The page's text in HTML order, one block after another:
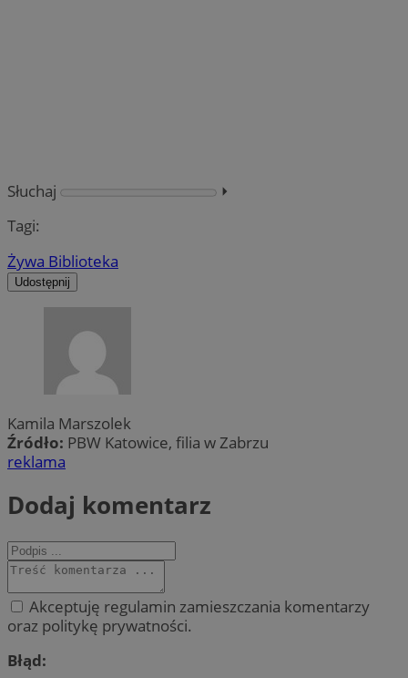
Słuchaj
⏵︎
Tagi:
Żywa Biblioteka
Udostępnij
Kamila Marszolek
Źródło: PBW Katowice, filia w Zabrzu
reklama
Dodaj komentarz
Akceptuję regulamin zamieszczania komentarzy
oraz politykę prywatności.
Błąd: